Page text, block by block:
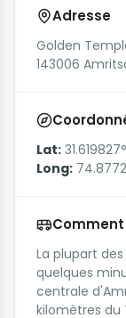
Adresse
Golden
143006
Lat:
Long:
La plupart
quelques
centrale
kilomètres du